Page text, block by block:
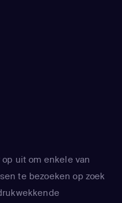
uit om enkele van
te bezoeken op zoek